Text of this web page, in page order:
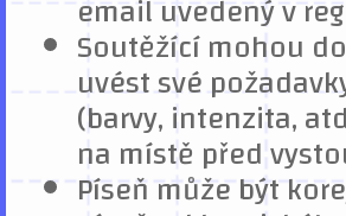
email uvedený v
Soutěžící mohou
uvést své
(barvy, intenzita,
na místě před
Píseň může být